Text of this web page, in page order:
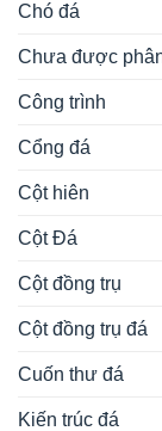
Chó đá
Chưa được
Công trình
Cổng đá
Cột hiên
Cột Đá
Cột đồng trụ
Cột đồng trụ đá
Cuốn thư đá
Kiến trúc đá